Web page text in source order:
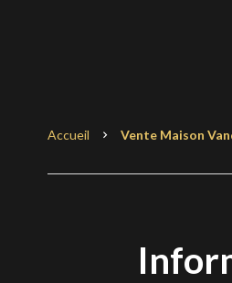
Accueil Vente Maison